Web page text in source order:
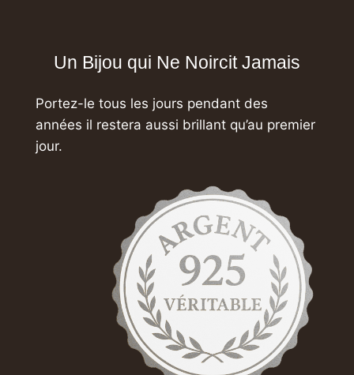
Un Bijou qui Ne Noircit Jamais
Portez-le tous les jours pendant des
années il restera aussi brillant qu’au premier
jour.